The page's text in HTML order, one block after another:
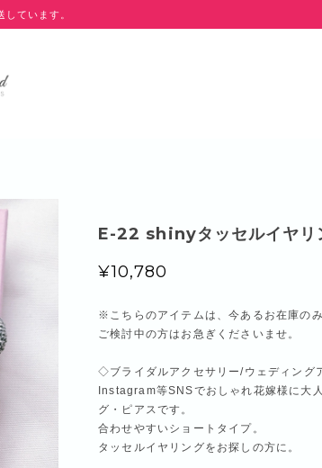
ています。
E-22 shinyタッセルイヤリ
¥10,780
※こちらのアイテムは、今あるお在庫の
ご検討中の方はお急ぎくださいませ。
◇ブライダルアクセサリー/ウェディング
Instagram等SNSでおしゃれ花嫁様に大
グ・ピアスです。
合わせやすいショートタイプ。
タッセルイヤリングをお探しの方に。